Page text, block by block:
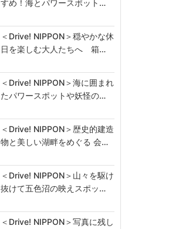
すめ！海とパワースポット…
＜Drive! NIPPON＞穏やかな休
日を楽しむ大人たちへ 箱…
＜Drive! NIPPON＞海に囲まれ
たパワースポットや妖怪の…
＜Drive! NIPPON＞歴史的建造
物と美しい湖畔をめぐる 会…
＜Drive! NIPPON＞山々を駆け
抜けて五色沼の映えスポッ…
＜Drive! NIPPON＞写真に残し